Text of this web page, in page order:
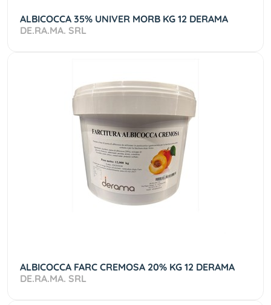
ALBICOCCA 35% UNIVER MORB KG 12 DERAMA
DE.RA.MA. SRL
ALBICOCCA FARC CREMOSA 20% KG 12 DERAMA
DE.RA.MA. SRL